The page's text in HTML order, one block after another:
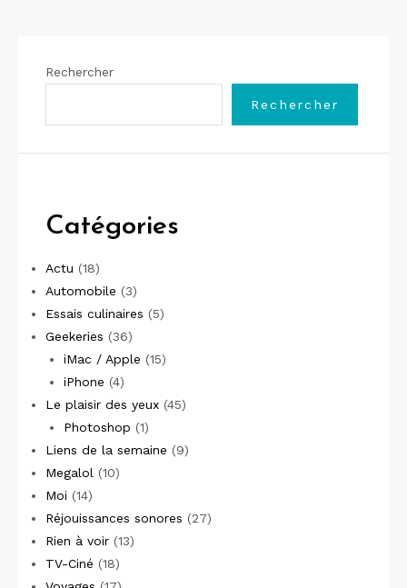
Rechercher
Rechercher
Catégories
Actu (18)
Automobile (3)
Essais culinaires (5)
Geekeries (36)
iMac / Apple (15)
iPhone (4)
Le plaisir des yeux (45)
Photoshop (1)
Liens de la semaine (9)
Megalol (10)
Moi (14)
Réjouissances sonores (27)
Rien à voir (13)
TV-Ciné (18)